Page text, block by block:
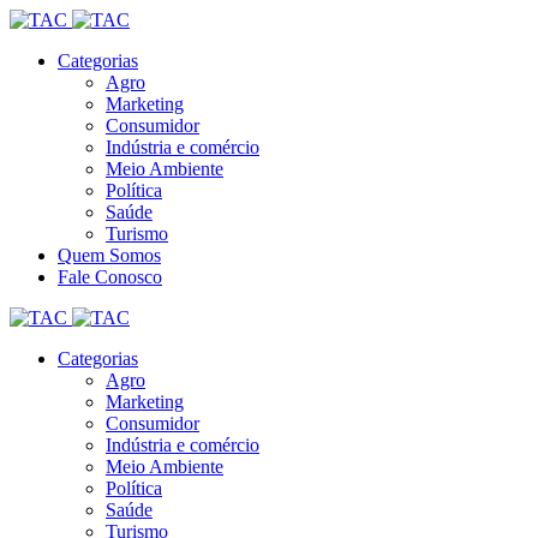
Categorias
Agro
Marketing
Consumidor
Indústria e comércio
Meio Ambiente
Política
Saúde
Turismo
Quem Somos
Fale Conosco
Categorias
Agro
Marketing
Consumidor
Indústria e comércio
Meio Ambiente
Política
Saúde
Turismo